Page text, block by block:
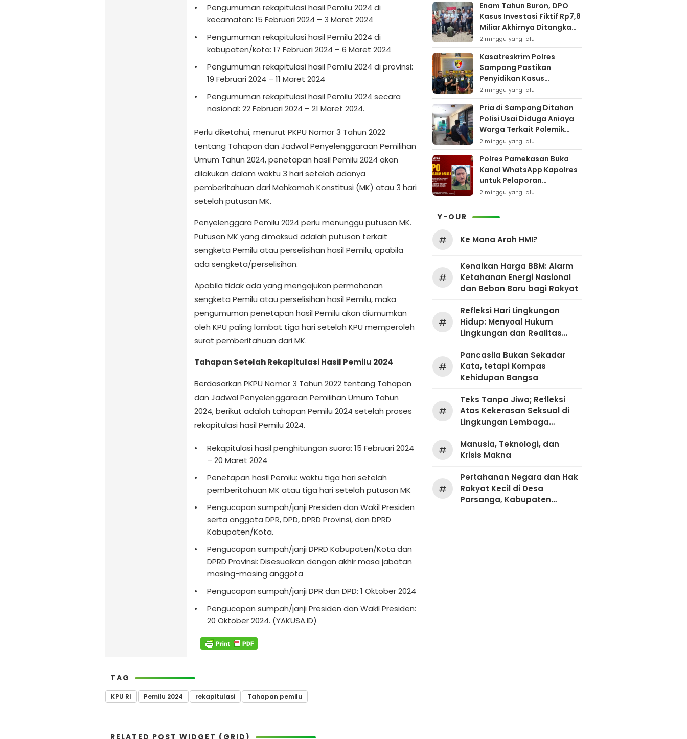
Pengumuman rekapitulasi hasil Pemilu 2024 di
kecamatan: 15 Februari 2024 – 3 Maret 2024
Pengumuman rekapitulasi hasil Pemilu 2024 di
kabupaten/kota: 17 Februari 2024 – 6 Maret 2024
Pengumuman rekapitulasi hasil Pemilu 2024 di provinsi:
19 Februari 2024 – 11 Maret 2024
Pengumuman rekapitulasi hasil Pemilu 2024 secara
nasional: 22 Februari 2024 – 21 Maret 2024.
Perlu diketahui, menurut PKPU Nomor 3 Tahun 2022
tentang Tahapan dan Jadwal Penyelenggaraan Pemilihan
Umum Tahun 2024, penetapan hasil Pemilu 2024 akan
dilakukan dalam waktu 3 hari setelah adanya
pemberitahuan dari Mahkamah Konstitusi (MK) atau 3 hari
setelah putusan MK.
Penyelenggara Pemilu 2024 perlu menunggu putusan MK.
Putusan MK yang dimaksud adalah putusan terkait
sengketa Pemilu atau perselisihan hasil Pemilu, apabila
ada sengketa/perselisihan.
Apabila tidak ada yang mengajukan permohonan
sengketa Pemilu atau perselisihan hasil Pemilu, maka
pengumuman penetapan hasil Pemilu akan diumumkan
oleh KPU paling lambat tiga hari setelah KPU memperoleh
surat pemberitahuan dari MK.
Tahapan Setelah Rekapitulasi Hasil Pemilu 2024
Berdasarkan PKPU Nomor 3 Tahun 2022 tentang Tahapan
dan Jadwal Penyelenggaraan Pemilihan Umum Tahun
2024, berikut adalah tahapan Pemilu 2024 setelah proses
rekapitulasi hasil Pemilu 2024.
Rekapitulasi hasil penghitungan suara: 15 Februari 2024
– 20 Maret 2024
Penetapan hasil Pemilu: waktu tiga hari setelah
pemberitahuan MK atau tiga hari setelah putusan MK
Pengucapan sumpah/janji Presiden dan Wakil Presiden
serta anggota DPR, DPD, DPRD Provinsi, dan DPRD
Kabupaten/Kota.
Pengucapan sumpah/janji DPRD Kabupaten/Kota dan
DPRD Provinsi: Disesuaikan dengan akhir masa jabatan
masing-masing anggota
Pengucapan sumpah/janji DPR dan DPD: 1 Oktober 2024
Pengucapan sumpah/janji Presiden dan Wakil Presiden:
20 Oktober 2024. (YAKUSA.ID)
TAG
KPU RI Pemilu 2024 rekapitulasi Tahapan pemilu
RELATED POST WIDGET (GRID)
Enam Tahun Buron, DPO
Kasus Investasi Fiktif Rp7,8
Miliar Akhirnya Ditangkap
Polres Pamekasan
2 minggu yang lalu
Kasatreskrim Polres
Sampang Pastikan
Penyidikan Kasus
Rudapaksa Anak Berjalan
Sesuai Fakta Hukum
2 minggu yang lalu
Pria di Sampang Ditahan
Polisi Usai Diduga Aniaya
Warga Terkait Polemik
Bansos
2 minggu yang lalu
Polres Pamekasan Buka
Kanal WhatsApp Kapolres
untuk Pelaporan
Keberadaan DPO AEF
2 minggu yang lalu
Y-OUR
# Ke Mana Arah HMI?
#
Kenaikan Harga BBM: Alarm
Ketahanan Energi Nasional
dan Beban Baru bagi Rakyat
#
Refleksi Hari Lingkungan
Hidup: Menyoal Hukum
Lingkungan dan Realitas
#
Pancasila Bukan Sekadar
Kata, tetapi Kompas
Kehidupan Bangsa
#
Teks Tanpa Jiwa; Refleksi
Atas Kekerasan Seksual di
Lingkungan Lembaga
#
Manusia, Teknologi, dan
Krisis Makna
#
Pertahanan Negara dan Hak
Rakyat Kecil di Desa
Parsanga, Kabupaten